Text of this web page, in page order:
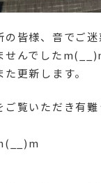
の皆様、音でご
せんでした
更新します。
ご覧いただき有